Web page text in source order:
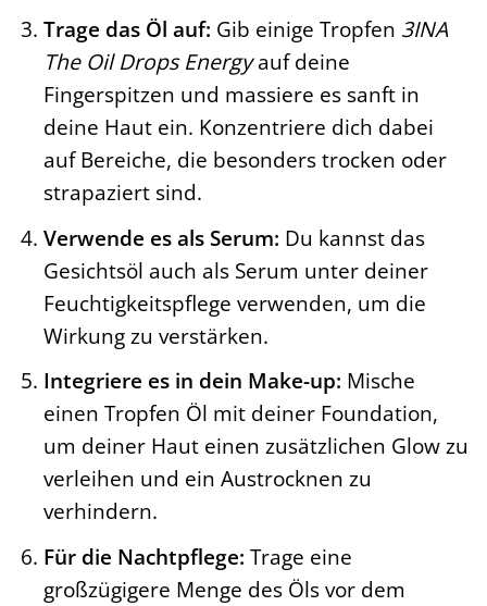
Trage das Öl auf: Gib einige Tropfen 3INA
The Oil Drops Energyauf deine
Fingerspitzen und massiere es sanft in
deine Haut ein. Konzentriere dich dabei
auf Bereiche, die besonders trocken oder
strapaziert sind.
Verwende es als Serum: Du kannst das
Gesichtsöl auch als Serum unter deiner
Feuchtigkeitspflege verwenden, um die
Wirkung zu verstärken.
Integriere es in dein Make-up: Mische
einen Tropfen Öl mit deiner Foundation,
um deiner Haut einen zusätzlichen Glow zu
verleihen und ein Austrocknen zu
verhindern.
Für die Nachtpflege: Trage eine
großzügigere Menge des Öls vor dem